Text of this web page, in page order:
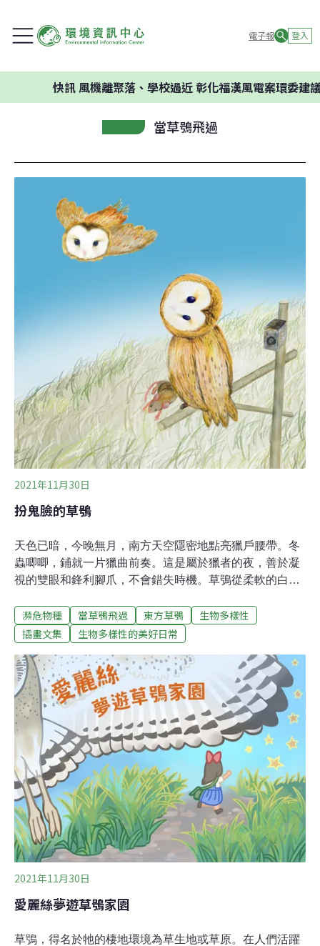
電子報 登入
風機離聚落、學校過近 彰化福漢風電案環委建議不應開發
當草鴞飛過
2021年11月30日
扮鬼臉的草鴞
天色已暗，今晚無月，南方天空隱密地點亮獵戶腰帶。冬
蟲唧唧，鋪就一片獵曲前奏。這是屬於獵者的夜，善於凝
視的雙眼和鋒利腳爪，不會錯失時機。草鴞從柔軟的白茅
靜！一隻大意的野鼠還來不及吃完點心，就注定成為牠者
晚餐。草鴞帶著首勝，登上高處王座。離地6公尺，配上
牠安心享用戰利品，隨時能發動下波奇襲。渾然不覺身後
一台自動相機，正默默記錄獵者姿態。什麼，你說「偷
拍」？不不，這大有來歷，簡直費盡巧思和苦心。生性低
調又敏感，草鴞的神秘，連祖居草原的西拉雅族，也常只
聞其聲鮮見其影。在保育行動的紀錄片中，屏東鳥會救傷
醫院獸醫師蕭恩沛說：「這是謎樣的鳥，因為牠在夜間活
動，白天看不到。看到的就是受傷的，要不然就是死掉
的。」他「看過的屍體，比活的還多。」即使長了張可愛
心型蘋果臉，又擁一身高超獵捕技，草鴞卻因和人們住得
近，
瀕危物種 當草鴞飛過 東方草鴞
生物多樣性
插畫文集
生物多樣性的美好日常
2021年11月30日
愛麗絲夢遊草鴞家園
草鴞，得名於牠的棲地環境為草生地或草原。在人們活躍